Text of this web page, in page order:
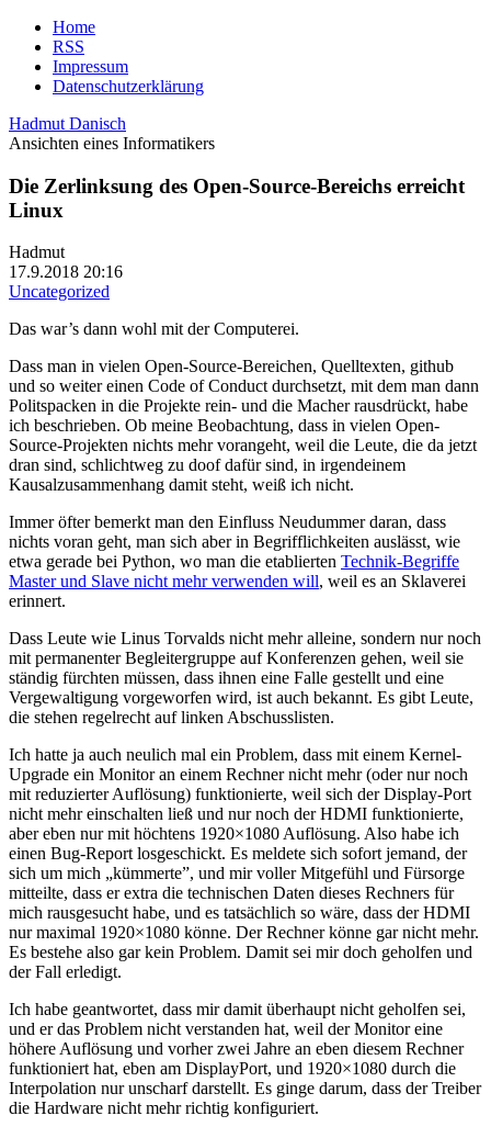
Home
RSS
Impressum
Datenschutzerklärung
Hadmut Danisch
Ansichten eines Informatikers
Die Zerlinksung des Open-Source-Bereichs erreicht
Linux
Hadmut
17.9.2018 20:16
Uncategorized
Das war’s dann wohl mit der Computerei.
Dass man in vielen Open-Source-Bereichen, Quelltexten, github
und so weiter einen Code of Conduct durchsetzt, mit dem man dann
Politspacken in die Projekte rein- und die Macher rausdrückt, habe
ich beschrieben. Ob meine Beobachtung, dass in vielen Open-
Source-Projekten nichts mehr vorangeht, weil die Leute, die da jetzt
dran sind, schlichtweg zu doof dafür sind, in irgendeinem
Kausalzusammenhang damit steht, weiß ich nicht.
Immer öfter bemerkt man den Einfluss Neudummer daran, dass
nichts voran geht, man sich aber in Begrifflichkeiten auslässt, wie
etwa gerade bei Python, wo man die etablierten Technik-Begriffe
Master und Slave nicht mehr verwenden will, weil es an Sklaverei
erinnert.
Dass Leute wie Linus Torvalds nicht mehr alleine, sondern nur noch
mit permanenter Begleitergruppe auf Konferenzen gehen, weil sie
ständig fürchten müssen, dass ihnen eine Falle gestellt und eine
Vergewaltigung vorgeworfen wird, ist auch bekannt. Es gibt Leute,
die stehen regelrecht auf linken Abschusslisten.
Ich hatte ja auch neulich mal ein Problem, dass mit einem Kernel-
Upgrade ein Monitor an einem Rechner nicht mehr (oder nur noch
mit reduzierter Auflösung) funktionierte, weil sich der Display-Port
nicht mehr einschalten ließ und nur noch der HDMI funktionierte,
aber eben nur mit höchtens 1920×1080 Auflösung. Also habe ich
einen Bug-Report losgeschickt. Es meldete sich sofort jemand, der
sich um mich „kümmerte”, und mir voller Mitgefühl und Fürsorge
mitteilte, dass er extra die technischen Daten dieses Rechners für
mich rausgesucht habe, und es tatsächlich so wäre, dass der HDMI
nur maximal 1920×1080 könne. Der Rechner könne gar nicht mehr.
Es bestehe also gar kein Problem. Damit sei mir doch geholfen und
der Fall erledigt.
Ich habe geantwortet, dass mir damit überhaupt nicht geholfen sei,
und er das Problem nicht verstanden hat, weil der Monitor eine
höhere Auflösung und vorher zwei Jahre an eben diesem Rechner
funktioniert hat, eben am DisplayPort, und 1920×1080 durch die
Interpolation nur unscharf darstellt. Es ginge darum, dass der Treiber
die Hardware nicht mehr richtig konfiguriert.